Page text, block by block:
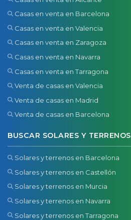
Casas en venta en Barcelona
Casas en venta en Valencia
Casas en venta en Zaragoza
Casas en venta en Navarra
Casas en venta en Tarragona
Venta de casas en Valencia
Venta de casas en Madrid
Venta de casas en Barcelona
BUSCAR SOLARES Y TERRENOS
Solares y terrenos en Barcelona
Solares y terrenos en Castellón
Solares y terrenos en Murcia
Solares y terrenos en Navarra
Solares y terrenos en Tarragona